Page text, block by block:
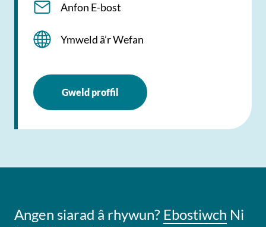
Anfon E-bost
Ymweld â’r Wefan
Gweld proffil
Angen siarad â rhywun? Ebostiwch Ni